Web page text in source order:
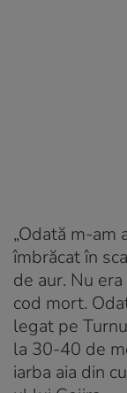
„Odată m-am
îmbrăcat în
de aur. Nu
cod mort.
legat pe
la 30-40 de
iarba aia din